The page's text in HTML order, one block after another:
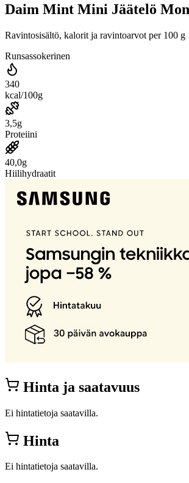
Daim Mint Mini Jäätelö
Ravintosisältö, kalorit ja ravintoarvot per 100 g
Runsassokerinen
340
kcal/100g
3,5g
Proteiini
40,0g
Hiilihydraatit
Hinta ja saatavuus
Ei hintatietoja saatavilla.
Hinta
Ei hintatietoja saatavilla.